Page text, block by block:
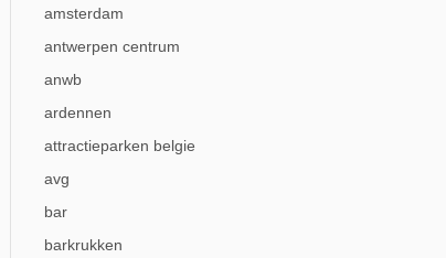
amsterdam
antwerpen centrum
anwb
ardennen
attractieparken belgie
avg
bar
barkrukken